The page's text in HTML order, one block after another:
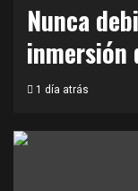
Nunca
inmersión
1 día atrás